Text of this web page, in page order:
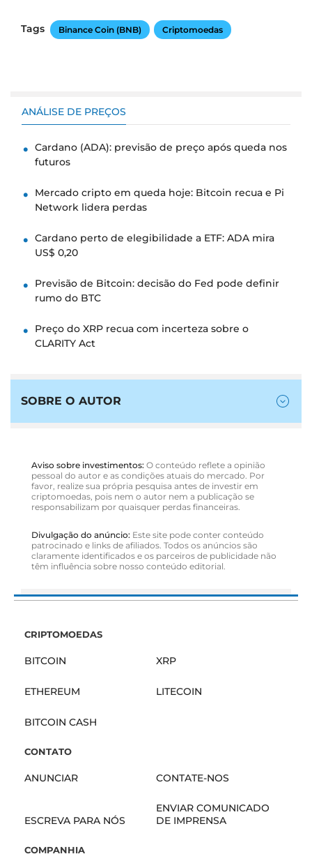
Tags Binance Coin (BNB) Criptomoedas
ANÁLISE DE PREÇOS
Cardano (ADA): previsão de preço após queda nos
futuros
Mercado cripto em queda hoje: Bitcoin recua e Pi
Network lidera perdas
Cardano perto de elegibilidade a ETF: ADA mira
US$ 0,20
Previsão de Bitcoin: decisão do Fed pode definir
rumo do BTC
Preço do XRP recua com incerteza sobre o
CLARITY Act
SOBRE O AUTOR
Aviso sobre investimentos: O conteúdo reflete a opinião
pessoal do autor e as condições atuais do mercado. Por
favor, realize sua própria pesquisa antes de investir em
criptomoedas, pois nem o autor nem a publicação se
responsabilizam por quaisquer perdas financeiras.
Divulgação do anúncio: Este site pode conter conteúdo
patrocinado e links de afiliados. Todos os anúncios são
claramente identificados e os parceiros de publicidade não
têm influência sobre nosso conteúdo editorial.
CRIPTOMOEDAS
BITCOIN XRP
ETHEREUM LITECOIN
BITCOIN CASH
CONTATO
ANUNCIAR CONTATE-NOS
ESCREVA PARA NÓS
ENVIAR COMUNICADO
DE IMPRENSA
COMPANHIA